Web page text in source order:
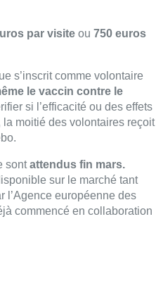
par visite ou 750 euros
s’inscrit comme volontaire
le vaccin contre le
si l’efficacité ou des effets
moitié des volontaires reçoit
sontattendus fin mars.
sur le marché tant
l’Agence européenne des
commencé en collaboration